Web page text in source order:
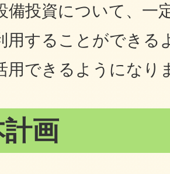
備投資について、一
用することができる
用できるようになり
画